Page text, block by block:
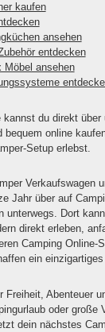
kaufen
ansehen
entdecken
Möbel ansehen
du direkt
bequem online
Setup erlebst.
Verkaufswagen
Jahr über auf
unterwegs. Dort
direkt erleben,
Camping Online-
ein
Freiheit, Abenteuer
oder große
dein nächstes